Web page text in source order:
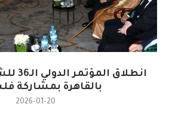
انطلاق
بالقاهرة بمشاركة
2026-01-20